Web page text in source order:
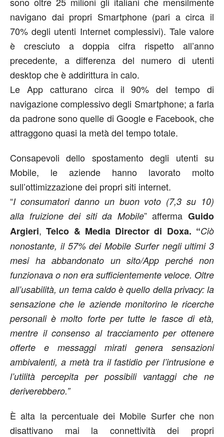
navigano dai propri Smartphone (pari a circa il
70% degli utenti Internet complessivi). Tale valore
è cresciuto a doppia cifra rispetto all’anno
precedente, a differenza del numero di utenti
desktop che è addirittura in calo.
Le App catturano circa il 90% del tempo di
navigazione complessivo degli Smartphone; a farla
da padrone sono quelle di Google e Facebook, che
attraggono quasi la metà del tempo totale.
Consapevoli dello spostamento degli utenti su
Mobile, le aziende hanno lavorato molto
sull’ottimizzazione dei propri siti internet.
“I consumatori danno un buon voto (7,3 su 10)
alla fruizione dei siti da Mobile” affermaGuido
Argieri,Telco & Media Director di Doxa. “Ciò
nonostante, il 57% dei Mobile Surfer negli ultimi 3
mesi ha abbandonato un sito/App perché non
funzionava o non era sufficientemente veloce. Oltre
all’usabilità, un tema caldo è quello della privacy: la
sensazione che le aziende monitorino le ricerche
personali è molto forte per tutte le fasce di età,
mentre il consenso al tracciamento per ottenere
offerte e messaggi mirati genera sensazioni
ambivalenti, a metà tra il fastidio per l’intrusione e
l’utilità percepita per possibili vantaggi che ne
deriverebbero.”
È alta la percentuale dei Mobile Surfer che non
disattivano mai la connettività dei propri